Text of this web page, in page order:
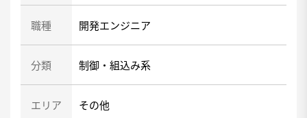
職種 開発エンジニア
分類 制御・組込み系
エリア その他